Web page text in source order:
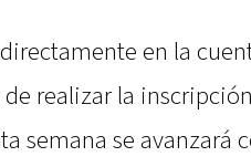
en la
realizar la
semana se avanzará